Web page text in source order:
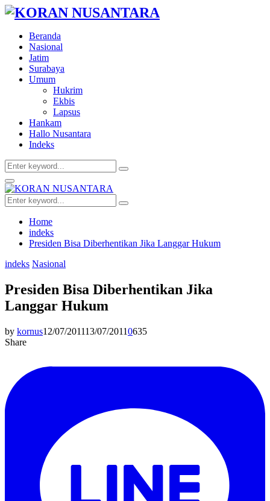
Beranda
Nasional
Jatim
Surabaya
Umum
Hukrim
Ekbis
Lapsus
Hankam
Hallo Nusantara
Indeks
Search
for:
Search
Facebook
Twitter
Youtube
Primary
Menu
Search
for:
Search
Home
indeks
Presiden Bisa Diberhentikan Jika Langgar Hukum
indeks Nasional
Presiden Bisa Diberhentikan Jika
Langgar Hukum
by kornus12/07/201113/07/20110635
Share